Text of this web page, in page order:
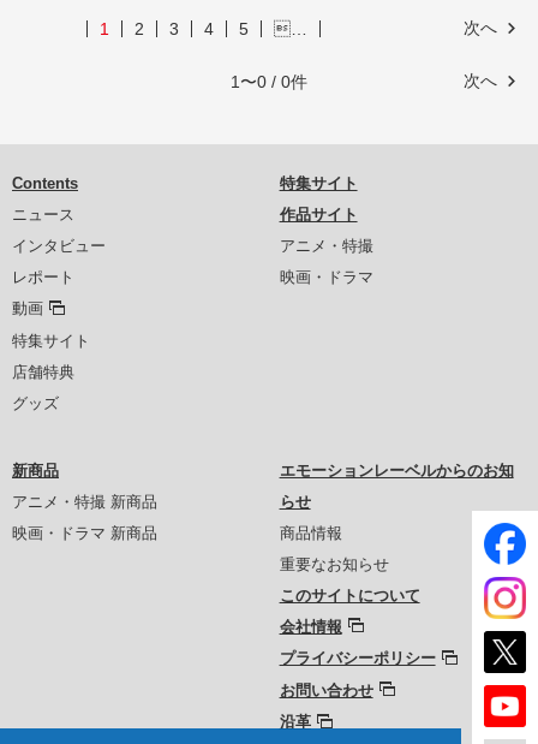
次へ
1 2 3 4 5 …
次へ
1〜0 / 0件
Contents
ニュース
インタビュー
レポート
動画
特集サイト
店舗特典
グッズ
特集サイト
作品サイト
アニメ・特撮
映画・ドラマ
新商品
アニメ・特撮 新商品
映画・ドラマ 新商品
エモーションレーベルからのお知
らせ
商品情報
重要なお知らせ
このサイトについて
会社情報
プライバシーポリシー
お問い合わせ
沿革